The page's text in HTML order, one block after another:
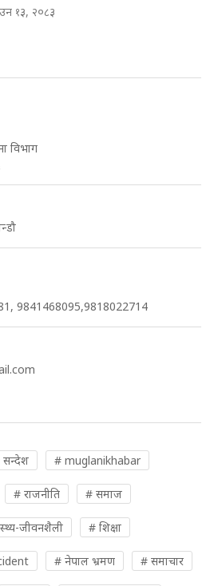
१३, २०८३
विभाग
9841468095,9818022714
सन्देश # muglanikhabar
# राजनीति # समाज
जीवनशैली # शिक्षा
# नेपाल भ्रमण # समाचार